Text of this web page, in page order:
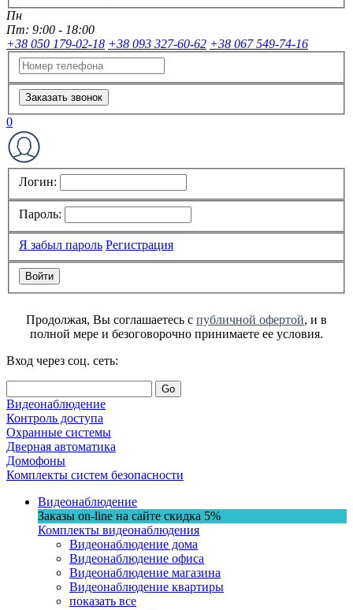
Пн
Пт: 9:00 - 18:00
+38 050 179-02-18 +38 093 327-60-62 +38 067 549-74-16
Заказать звонок
0
Логин:
Пароль:
Я забыл пароль Регистрация
Продолжая, Вы соглашаетесь с публичной офертой, и в
полной мере и безоговорочно принимаете ее условия.
Вход через соц. сеть:
Go
Видеонаблюдение
Контроль доступа
Охранные системы
Дверная автоматика
Домофоны
Комплекты систем безопасности
Видеонаблюдение
Заказы on-line на сaйте скидка 5%
Комплекты видеонаблюдения
Видеонаблюдение дома
Видеонаблюдение офиса
Видеонаблюдение магазина
Видеонаблюдение квартиры
показать все